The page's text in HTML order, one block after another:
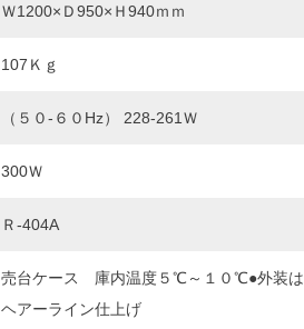
Ｗ1200×Ｄ950×Ｈ940ｍｍ
107Ｋｇ
（５０‐６０Hz） 228‐261Ｗ
300Ｗ
Ｒ‐404A
売台ケース 庫内温度５℃～１０℃●外装は
ヘアーライン仕上げ